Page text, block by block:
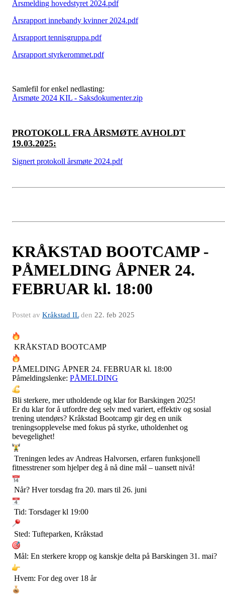
Årsmelding hovedstyret 2024.pdf
Årsrapport innebandy kvinner 2024.pdf
Årsrapport tennisgruppa.pdf
Årsrapport styrkerommet.pdf
Samlefil for enkel nedlasting:
Årsmøte 2024 KIL - Saksdokumenter.zip
PROTOKOLL FRA ÅRSMØTE AVHOLDT
19.03.2025:
Signert protokoll årsmøte 2024.pdf
KRÅKSTAD BOOTCAMP -
PÅMELDING ÅPNER 24.
FEBRUAR kl. 18:00
Postet av Kråkstad ILden 22. feb 2025
KRÅKSTAD BOOTCAMP
PÅMELDING ÅPNER 24. FEBRUAR kl. 18:00
Påmeldingslenke: PÅMELDING
Bli sterkere, mer utholdende og klar for Barskingen 2025!
Er du klar for å utfordre deg selv med variert, effektiv og sosial
trening utendørs? Kråkstad Bootcamp gir deg en unik
treningsopplevelse med fokus på styrke, utholdenhet og
bevegelighet!
Treningen ledes av Andreas Halvorsen, erfaren funksjonell
fitnesstrener som hjelper deg å nå dine mål – uansett nivå!
Når? Hver torsdag fra 20. mars til 26. juni
Tid: Torsdager kl 19:00
Sted: Tufteparken, Kråkstad
Mål: En sterkere kropp og kanskje delta på Barskingen 31. mai?
Hvem: For deg over 18 år